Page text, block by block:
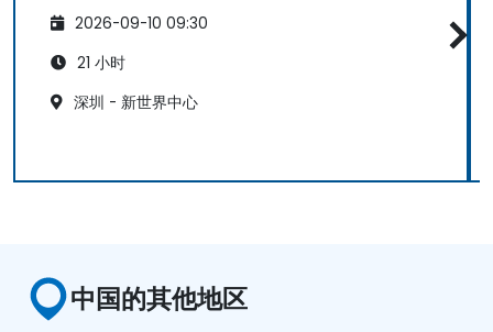
2026-09-10 09:30
21 小时
深圳 - 新世界中心
中国的其他地区